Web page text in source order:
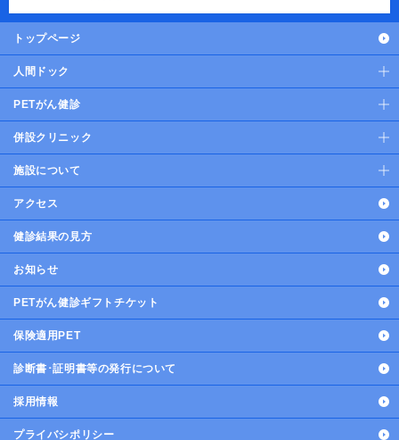
トップページ
人間ドック
PETがん健診
併設クリニック
施設について
アクセス
健診結果の見方
お知らせ
PETがん健診ギフトチケット
保険適用PET
診断書･証明書等の発行について
採用情報
プライバシポリシー